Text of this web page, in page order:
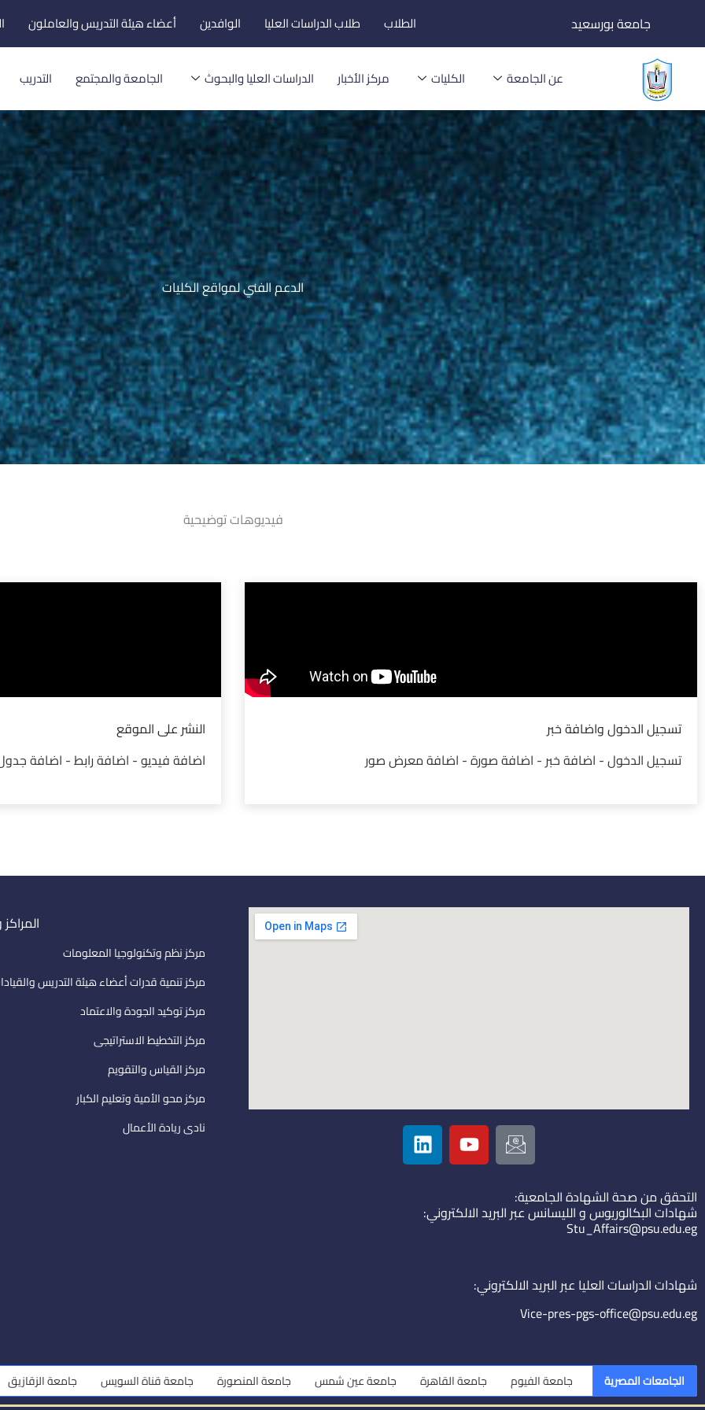
إلى
المحتوى
جامعة بورسعيد الطلاب طلاب الدراسات العليا الوافدين أعضاء هيئة التدريس والعاملون
عن الجامعة الكليات مركز الأخبار الدراسات العليا والبحوث الجامعة والمجتمع التدريب
الدعم الفني لمواقع الكليات
فيديوهات توضيحية
تسجيل الدخول واضافة خبر
تسجيل الدخول - اضافة خبر - اضافة صورة - اضافة معرض صور
النشر على الموقع
اضافة فيديو - اضافة رابط - اضافة
I
c
o
-
e
i
Y
o
u
u
b
L
i
n
التحقق من صحة الشهادة الجامعية:
شهادات البكالوريوس و الليسانس عبر البريد الالكتروني:
Stu_Affairs@psu.edu.eg
شهادات الدراسات العليا عبر البريد الالكتروني:
Vice-pres-pgs-office@psu.edu.eg
مركز نظم وتكنولوجيا المعلومات
مركز تنمية قدرات أعضاء هيئة التدريس
مركز توكيد الجودة والاعتماد
مركز التخطيط الاستراتيجى
مركز القياس والتقويم
مركز محو الأمية وتعليم الكبار
نادى ريادة الأعمال
الجامعات المصريةجامعة الفيوم جامعة القاهرة جامعة عين شمس جامعة المنصورة جامعة قناة السويس جامعة الزقازيق